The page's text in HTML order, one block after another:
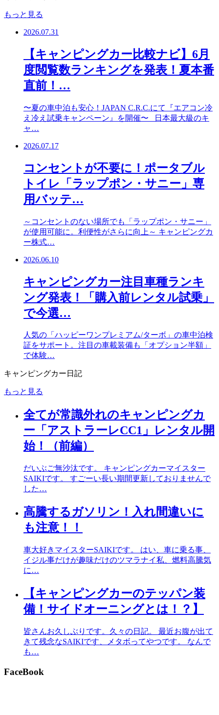
もっと見る
2026.07.31
【キャンピングカー比較ナビ】6月
度閲覧数ランキングを発表！夏本番
直前！…
〜夏の車中泊も安心！JAPAN C.R.C.にて『エアコン冷
え冷え試乗キャンペーン』を開催〜 日本最大級のキ
ャ…
2026.07.17
コンセントが不要に！ポータブル
トイレ「ラップポン・サニー」専
用バッテ…
～コンセントのない場所でも「ラップポン・サニー」
が使用可能に。利便性がさらに向上～ キャンピングカ
ー株式…
2026.06.10
キャンピングカー注目車種ランキ
ング発表！「購入前レンタル試乗」
で今選…
人気の「ハッピーワンプレミアム/ターボ」の車中泊検
証をサポート。注目の車載装備も「オプション半額」
で体験…
キャンピングカー日記
もっと見る
全てが常識外れのキャンピングカ
ー「アストラーレCC1」レンタル開
始！（前編）
だいぶご無沙汰です。 キャンピングカーマイスター
SAIKIです。 すごーい長い期間更新しておりませんで
した…
高騰するガソリン！入れ間違いに
も注意！！
車大好きマイスターSAIKIです。 はい、車に乗る事、
イジル事だけが趣味だけのツマラナイ私、燃料高騰気
に…
【キャンピングカーのテッパン装
備！サイドオーニングとは！？】
皆さんお久しぶりです。久々の日記。 最近お腹が出て
きて残念なSAIKIです、メタボってやつです。 なんで
も…
FaceBook